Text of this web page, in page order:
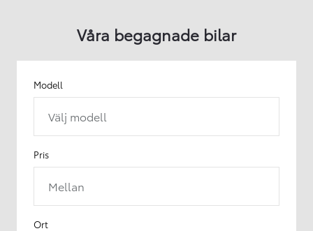
Våra begagnade bilar
Modell
Välj modell
Pris
Mellan
Ort